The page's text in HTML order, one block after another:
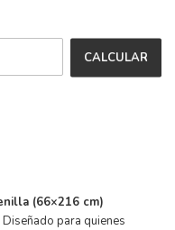
CALCULAR
(66×216 cm)
para quienes